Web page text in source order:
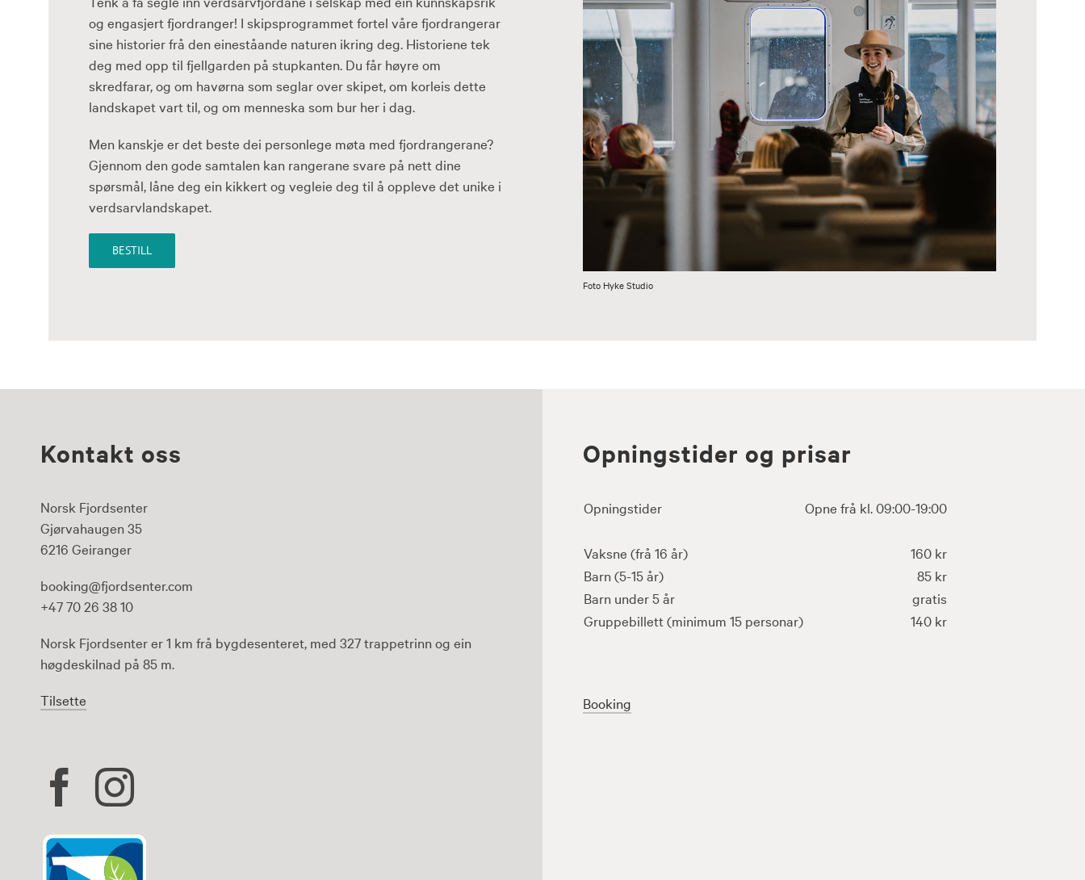
og engasjert fjordranger! I skipsprogrammet fortel våre fjordrangerar
sine historier frå den eineståande naturen ikring deg. Historiene tek
deg med opp til fjellgarden på stupkanten. Du får høyre om
skredfarar, og om havørna som seglar over skipet, om korleis dette
landskapet vart til, og om menneska som bur her i dag.
Men kanskje er det beste dei personlege møta med fjordrangerane?
Gjennom den gode samtalen kan rangerane svare på nett dine
spørsmål, låne deg ein kikkert og vegleie deg til å oppleve det unike i
verdsarvlandskapet.
BESTILL
Foto Hyke Studio
Kontakt oss
Norsk Fjordsenter
Gjørvahaugen 35
6216 Geiranger
booking@fjordsenter.com
+47 70 26 38 10
Norsk Fjordsenter er 1 km frå bygdesenteret, med 327 trappetrinn og ein
høgdeskilnad på 85 m.
Tilsette
Opningstider og prisar
Opningstider Opne frå kl. 09:00-19:00
Vaksne (frå 16 år)
160 kr
Barn (5-15 år)
85 kr
Barn under 5 år
gratis
Gruppebillett (minimum 15 personar)
140 kr
Booking